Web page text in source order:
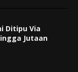
Ditipu Via
Jutaan